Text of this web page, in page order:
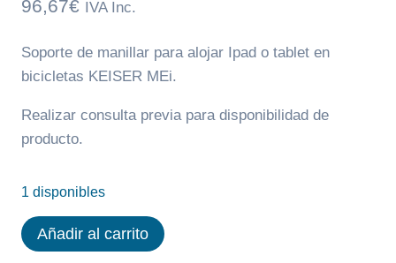
96,67€ IVA Inc.
Soporte de manillar para alojar Ipad o tablet en
bicicletas KEISER MEi.
Realizar consulta previa para disponibilidad de
producto.
1 disponibles
SOPORTE
DE
Añadir al carrito